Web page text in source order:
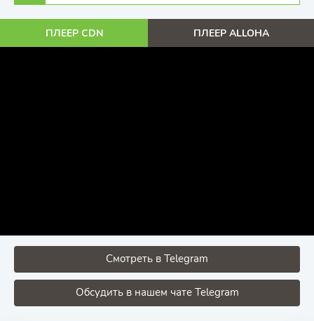
ПЛЕЕР CDN ПЛЕЕР ALLOHA
Смотреть в Telegram
Обсудить в нашем чате Telegram